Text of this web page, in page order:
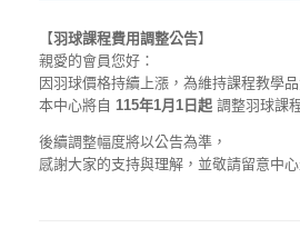
【羽球課程費用調整公告】
親愛的會員您好：
因羽球價格持續上漲，為維持課程教學品
本中心將自 115年1月1日起 調整羽球課
後續調整幅度將以公告為準，
感謝大家的支持與理解，並敬請留意中